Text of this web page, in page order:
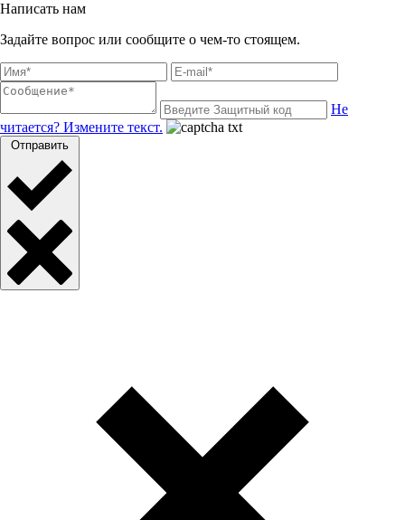
Написать нам
Задайте вопрос или сообщите о чем-то стоящем.
Не
читается? Измените текст.
Отправить